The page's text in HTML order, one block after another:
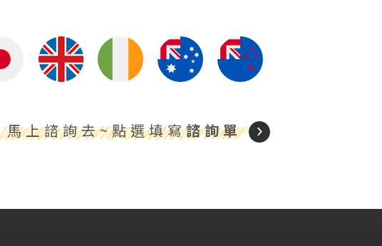
馬上諮詢去~點選填寫諮詢單